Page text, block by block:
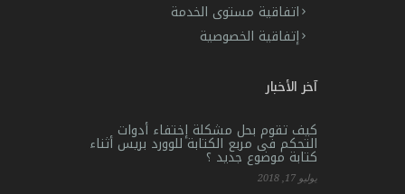
اتفاقية مستوى الخدمة
إتفاقية الخصوصية
آخر الأخبار
كيف تقوم بحل مشكلة إختفاء أدوات
التحكم فى مربع الكتابة للوورد بريس أثناء
كتابة موضوع جديد ؟
يوليو 17, 2018